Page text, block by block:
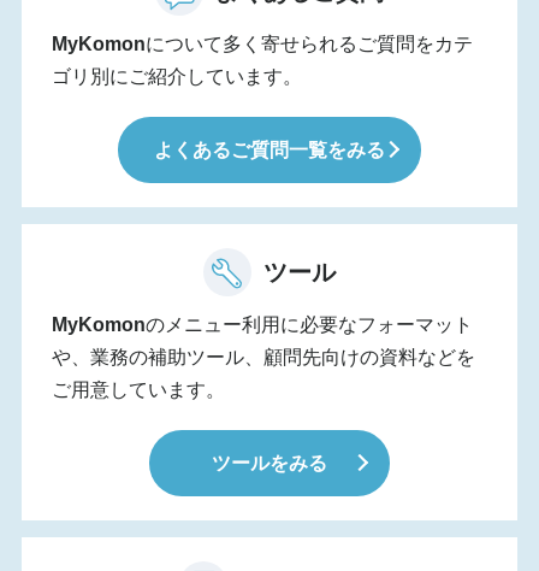
MyKomonについて多く寄せられるご質問をカテ
ゴリ別にご紹介しています。
よくあるご質問一覧をみる
ツール
MyKomonのメニュー利用に必要なフォーマット
や、業務の補助ツール、顧問先向けの資料などを
ご用意しています。
ツールをみる